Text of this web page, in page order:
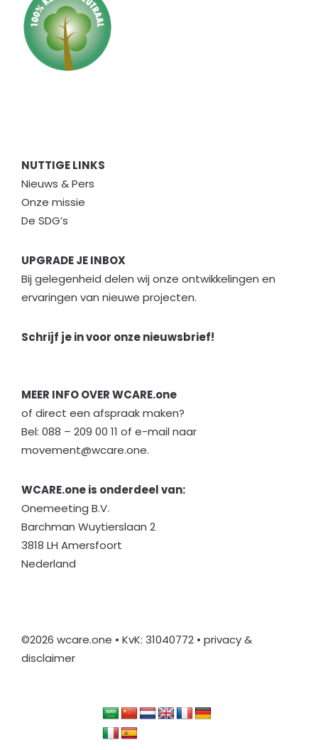
NUTTIGE LINKS
Nieuws & Pers
Onze missie
De SDG’s
UPGRADE JE INBOX
Bij gelegenheid delen wij onze ontwikkelingen en
ervaringen van nieuwe projecten.
Schrijf je in voor onze nieuwsbrief!
MEER INFO OVER WCARE.one
of direct een afspraak maken?
Bel: 088 – 209 00 11 of e-mail naar
movement@wcare.one.
WCARE.one is onderdeel van:
Onemeeting B.V.
Barchman Wuytierslaan 2
3818 LH Amersfoort
Nederland
©2026 wcare.one • KvK: 31040772 • privacy &
disclaimer